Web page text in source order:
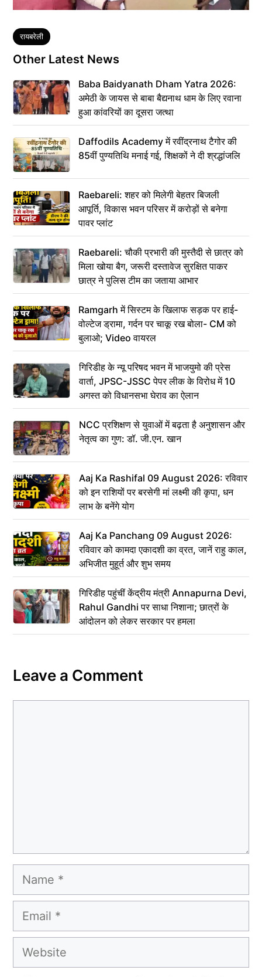
Tags
रायबरेली
Other Latest News
Baba Baidyanath Dham Yatra 2026:
अमेठी के जायस से बाबा बैद्यनाथ धाम के लिए रवाना
हुआ कांवरियों का दूसरा जत्था
Daffodils Academy में रवींद्रनाथ टैगोर की
85वीं पुण्यतिथि मनाई गई, शिक्षकों ने दी श्रद्धांजलि
Raebareli: शहर को मिलेगी बेहतर बिजली
आपूर्ति, विकास भवन परिसर में करोड़ों से बनेगा
पावर प्लांट
Raebareli: चौकी प्रभारी की मुस्तैदी से छात्र को
मिला खोया बैग, जरूरी दस्तावेज सुरक्षित पाकर
छात्र ने पुलिस टीम का जताया आभार
Ramgarh में सिस्टम के खिलाफ सड़क पर हाई-
वोल्टेज ड्रामा, गर्दन पर चाकू रख बोला- CM को
बुलाओ; Video वायरल
गिरिडीह के न्यू परिषद भवन में भाजयुमो की प्रेस
वार्ता, JPSC-JSSC पेपर लीक के विरोध में 10
अगस्त को विधानसभा घेराव का ऐलान
NCC प्रशिक्षण से युवाओं में बढ़ता है अनुशासन और
नेतृत्व का गुण: डॉ. जी.एन. खान
Aaj Ka Rashifal 09 August 2026: रविवार
को इन राशियों पर बरसेगी मां लक्ष्मी की कृपा, धन
लाभ के बनेंगे योग
Aaj Ka Panchang 09 August 2026:
रविवार को कामदा एकादशी का व्रत, जानें राहु काल,
अभिजीत मुहूर्त और शुभ समय
गिरिडीह पहुंचीं केंद्रीय मंत्री Annapurna Devi,
Rahul Gandhi पर साधा निशाना; छात्रों के
आंदोलन को लेकर सरकार पर हमला
Leave a Comment
Name
Email
Website